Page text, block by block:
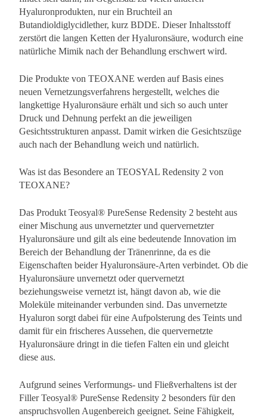
Hyaluronprodukten, nur ein Bruchteil an
Butandioldiglycidlether, kurz BDDE. Dieser Inhaltsstoff
zerstört die langen Ketten der Hyaluronsäure, wodurch eine
natürliche Mimik nach der Behandlung erschwert wird.
Die Produkte von TEOXANE werden auf Basis eines
neuen Vernetzungsverfahrens hergestellt, welches die
langkettige Hyaluronsäure erhält und sich so auch unter
Druck und Dehnung perfekt an die jeweiligen
Gesichtsstrukturen anpasst. Damit wirken die Gesichtszüge
auch nach der Behandlung weich und natürlich.
Was ist das Besondere an TEOSYAL Redensity 2 von
TEOXANE?
Das Produkt Teosyal® PureSense Redensity 2 besteht aus
einer Mischung aus unvernetzter und quervernetzter
Hyaluronsäure und gilt als eine bedeutende Innovation im
Bereich der Behandlung der Tränenrinne, da es die
Eigenschaften beider Hyaluronsäure-Arten verbindet. Ob die
Hyaluronsäure unvernetzt oder quervernetzt
beziehungsweise vernetzt ist, hängt davon ab, wie die
Moleküle miteinander verbunden sind. Das unvernetzte
Hyaluron sorgt dabei für eine Aufpolsterung des Teints und
damit für ein frischeres Aussehen, die quervernetzte
Hyaluronsäure dringt in die tiefen Falten ein und gleicht
diese aus.
Aufgrund seines Verformungs- und Fließverhaltens ist der
Filler Teosyal® PureSense Redensity 2 besonders für den
anspruchsvollen Augenbereich geeignet. Seine Fähigkeit,